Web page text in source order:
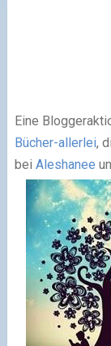
Eine
Bücher-allerlei,
bei Aleshanee